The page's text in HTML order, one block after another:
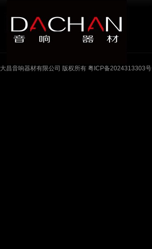
大昌音响器材有限公司 版权所有 粤ICP备2024313303号